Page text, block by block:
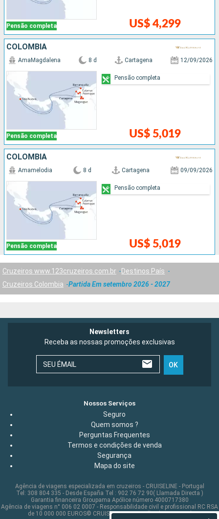
Pensão completa US$ 4,299
COLOMBIA
Pensão completa
AmaMagdalena 8 d Cartagena 12/09/2026
US$ 5,019
Pensão completa
COLOMBIA
Pensão completa
Amamelodia 8 d Cartagena 09/09/2026
US$ 5,019
Pensão completa
Cruzeiros www.123cruzeiros.com.br
Destinos País
Cruzeiros Colombia
Partida Em setembro 2026 - 2027
Newsletters
Receba as nossas promoções exclusivas
SEU ÉMAIL OK
Nossos Serviços
Seguro
Quem somos ?
Perguntas Frequentes
Termos e condições de venda
Segurança
Mapa do site
Agência de viagens especializada em cruzeiros - CRUISELINE - Portugal
Tel: 308 804 335 - Desde España Tel : 902 76 72 90( Llamada Directa )
Garantia financeira Groupama Apólice número 4000717380
Agência de viagens n° 006 02 0007 - Responsabilidade civil e profissional RC RSA
de 10 000 000 EUROS© CRUISELINE 2026 - all rights reserved